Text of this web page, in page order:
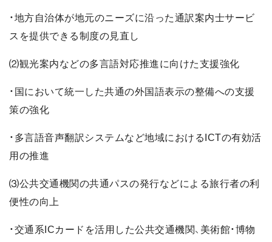
・地方自治体が地元のニーズに沿った通訳案内士サービ
スを提供できる制度の見直し
⑵観光案内などの多言語対応推進に向けた支援強化
・国において統一した共通の外国語表示の整備への支援
策の強化
・多言語音声翻訳システムなど地域におけるICTの有効活
用の推進
⑶公共交通機関の共通パスの発行などによる旅行者の利
便性の向上
・交通系ICカードを活用した公共交通機関、美術館・博物